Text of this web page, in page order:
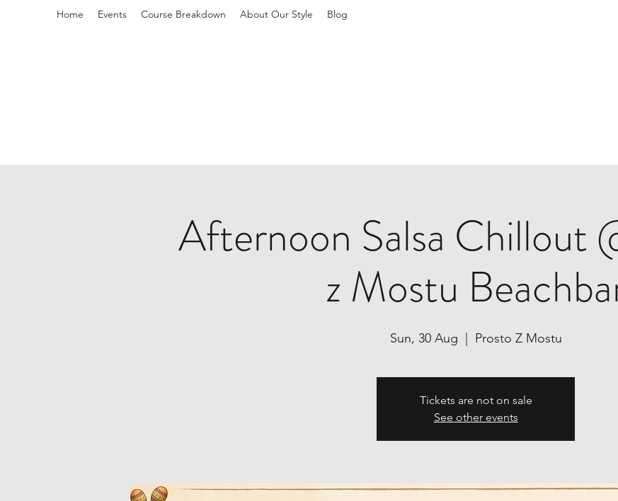
Home Events Course Breakdown About Our Style Blog
Afternoon Salsa Chillout
z Mostu
Sun, 30 Aug
  |
Prosto Z Mostu
Tickets are not on sale
See other events